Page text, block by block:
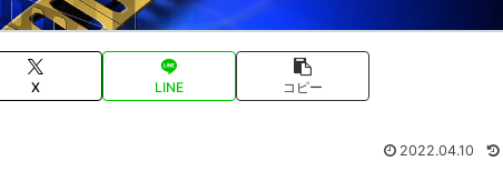
X LINE コピー
2022.04.10